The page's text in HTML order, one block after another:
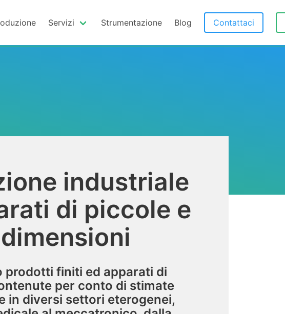
Servizi Strumentazione Blog Contattaci
industriale
di piccole e
prodotti finiti ed apparati di
per conto di stimate
in diversi settori eterogenei,